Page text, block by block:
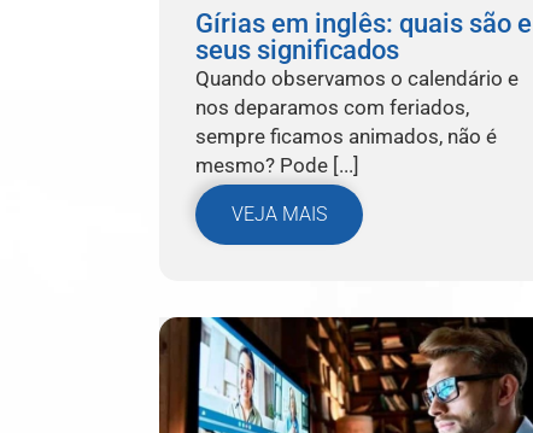
Gírias em inglês: quais são e
seus significados
Quando observamos o calendário e
nos deparamos com feriados,
sempre ficamos animados, não é
mesmo? Pode [...]
VEJA MAIS